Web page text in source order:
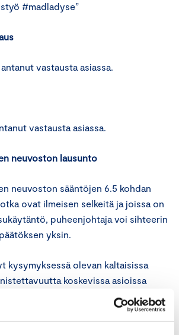
#madladyse”
vastausta asiassa.
vastausta asiassa.
neuvoston lausunto
neuvoston sääntöjen 6.5 kohdan
ovat ilmeisen selkeitä ja joissa on
puheenjohtaja voi sihteerin
yksin.
kysymyksessä olevan kaltaisissa
koskevissa asioissa
minkä vuoksi
päätöksen yksin.